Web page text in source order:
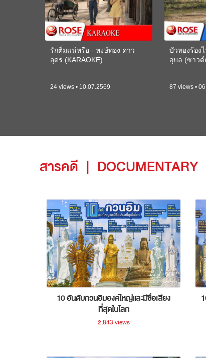
รักติ๋มแน่หรือ - หงษ์ทอง ดาว
อุดร (KARAOKE)
24 views • 10.07.2569
บัวทองร้อง
อุบล (ซาวด์
87 views •
สารคดี | DOCUMENTARY
10 อันดับกวนอิมองค์ใหญ่และมีชื่อเสียง
ที่สุดในโลก
2,843 views